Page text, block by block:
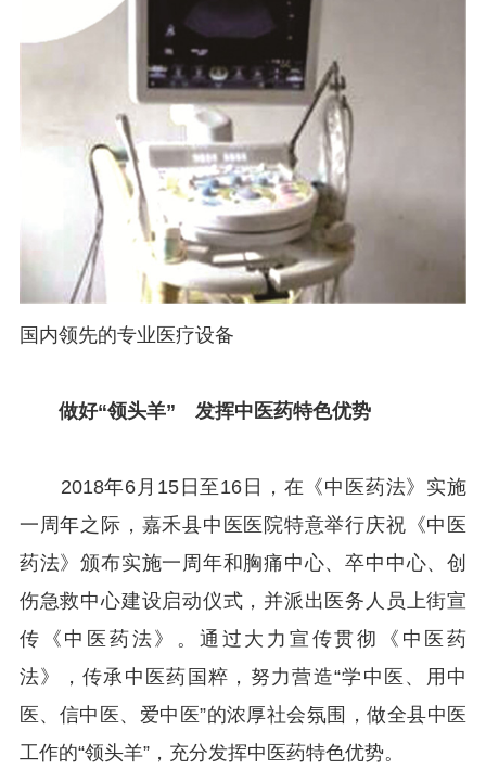
国内领先的专业医疗设备
做好“领头羊” 发挥中医药特色优势
2018年6月15日至16日，在《中医药法》实施
一周年之际，嘉禾县中医医院特意举行庆祝《中医
药法》颁布实施一周年和胸痛中心、卒中中心、创
伤急救中心建设启动仪式，并派出医务人员上街宣
传《中医药法》。通过大力宣传贯彻《中医药
法》，传承中医药国粹，努力营造“学中医、用中
医、信中医、爱中医”的浓厚社会氛围，做全县中医
工作的“领头羊”，充分发挥中医药特色优势。